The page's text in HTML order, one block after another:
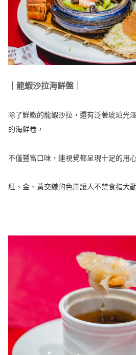
｜龍蝦沙拉海鮮盤｜
除了鮮嫩的龍蝦沙拉，還有泛著琥珀光
的海鮮卷，
不僅豐富口味，連視覺都呈現十足的用
紅、金、黃交織的色澤讓人不禁食指大動